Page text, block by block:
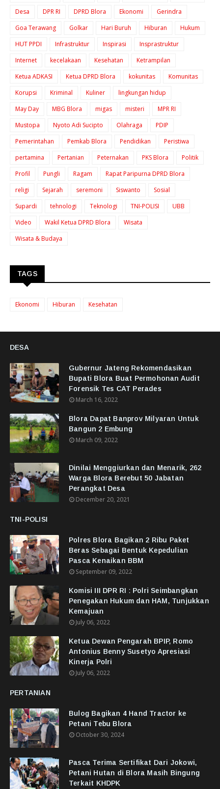
Desa
DPR RI DPRD Blora Ekonomi
Gerindra
Goa Terawang
Golkar Hari Buruh Hiburan
Hukum
HUT PPDI
Infrastruktur Inspirasi
Insprastruktur
Internet
kecelakaan Kesehatan
Ketrampilan
Ketua ADKASI
Ketua DPRD Blora kokunitas
Komunitas
Korupsi
Kriminal Kuliner
lingkungan hidup
May Day
MBG Blora migas misteri
MPR RI
Mustopa
Nyoto Adi Sucipto Olahraga
PDIP
Pemerintahan
Pemkab Blora Pendidikan
Peristiwa
pertamina
Pertanian Peternakan PKS Blora
Politik
Profil
Pungli Ragam
Rapat Paripurna DPRD Blora
religi
Sejarah seremoni Siswanto
Sosial
Supardi
tehnologi Teknologi TNI-POLISI
UBB
Video
Wakil Ketua DPRD Blora
Wisata
Wisata & Budaya
TAGS
Ekonomi Hiburan Kesehatan
DESA
Gubernur Jateng Rekomendasikan
Bupati Blora Buat Permohonan Audit
Forensik Tes CAT Perades
March 16, 2022
Blora Dapat Banprov Milyaran Untuk
Bangun 2 Embung
March 09, 2022
Dinilai Menggiurkan dan Menarik, 262
Warga Blora Berebut 50 Jabatan
Perangkat Desa
December 20, 2021
TNI-POLISI
Polres Blora Bagikan 2 Ribu Paket
Beras Sebagai Bentuk Kepedulian
Pasca Kenaikan BBM
September 09, 2022
Komisi III DPR RI : Polri Seimbangkan
Penegakan Hukum dan HAM, Tunjukkan
Kemajuan
July 06, 2022
Ketua Dewan Pengarah BPIP, Romo
Antonius Benny Susetyo Apresiasi
Kinerja Polri
July 06, 2022
PERTANIAN
Bulog Bagikan 4 Hand Tractor ke
Petani Tebu Blora
October 30, 2024
Pasca Terima Sertifikat Dari Jokowi,
Petani Hutan di Blora Masih Bingung
Terkait KHDPK